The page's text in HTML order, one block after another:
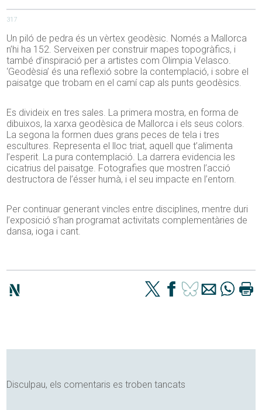
317
Un piló de pedra és un vèrtex geodèsic. Només a Mallorca
n’hi ha 152. Serveixen per construir mapes topogràfics, i
també d’inspiració per a artistes com Olimpia Velasco.
‘Geodèsia’ és una reflexió sobre la contemplació, i sobre el
paisatge que trobam en el camí cap als punts geodèsics.
Es divideix en tres sales. La primera mostra, en forma de
dibuixos, la xarxa geodèsica de Mallorca i els seus colors.
La segona la formen dues grans peces de tela i tres
escultures. Representa el lloc triat, aquell que t’alimenta
l’esperit. La pura contemplació. La darrera evidencia les
cicatrius del paisatge. Fotografies que mostren l’acció
destructora de l’ésser humà, i el seu impacte en l’entorn.
Per continuar generant vincles entre disciplines, mentre duri
l’exposició s’han programat activitats complementàries de
dansa, ioga i cant.
Disculpau, els comentaris es troben tancats